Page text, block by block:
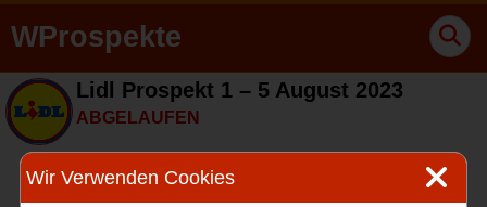
WProspekte
Lidl Prospekt 1 – 5 August 2023
ABGELAUFEN
Wir Verwenden Cookies